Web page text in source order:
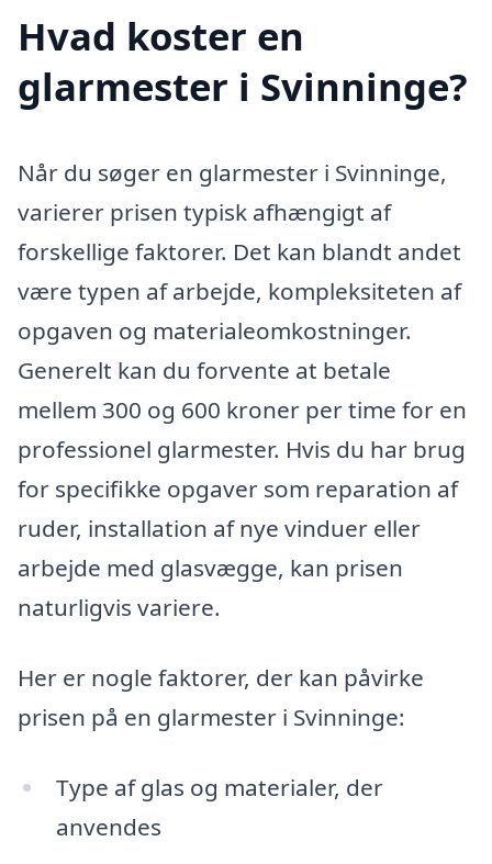
Hvad koster en
glarmester i Svinninge?
Når du søger en glarmester i Svinninge,
varierer prisen typisk afhængigt af
forskellige faktorer. Det kan blandt andet
være typen af arbejde, kompleksiteten af
opgaven og materialeomkostninger.
Generelt kan du forvente at betale
mellem 300 og 600 kroner per time for en
professionel glarmester. Hvis du har brug
for specifikke opgaver som reparation af
ruder, installation af nye vinduer eller
arbejde med glasvægge, kan prisen
naturligvis variere.
Her er nogle faktorer, der kan påvirke
prisen på en glarmester i Svinninge:
Type af glas og materialer, der
anvendes